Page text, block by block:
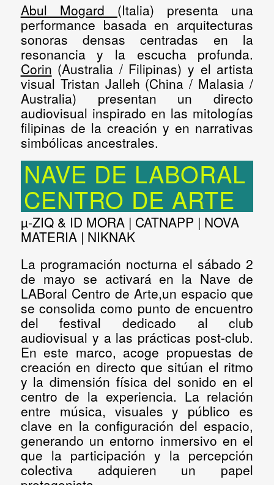
Abul Mogard (Italia) presenta una
performance basada en arquitecturas
sonoras densas centradas en la
resonancia y la escucha profunda.
Corin (Australia / Filipinas) y el artista
visual Tristan Jalleh (China / Malasia /
Australia) presentan un directo
audiovisual inspirado en las mitologías
filipinas de la creación y en narrativas
simbólicas ancestrales.
NAVE DE LABORAL
CENTRO DE ARTE
µ-ZIQ & ID MORA | CATNAPP | NOVA
MATERIA | NIKNAK
La programación nocturna el sábado 2
de mayo se activará en la Nave de
LABoral Centro de Arte,un espacio que
se consolida como punto de encuentro
del festival dedicado al club
audiovisual y a las prácticas post-club.
En este marco, acoge propuestas de
creación en directo que sitúan el ritmo
y la dimensión física del sonido en el
centro de la experiencia. La relación
entre música, visuales y público es
clave en la configuración del espacio,
generando un entorno inmersivo en el
que la participación y la percepción
colectiva adquieren un papel